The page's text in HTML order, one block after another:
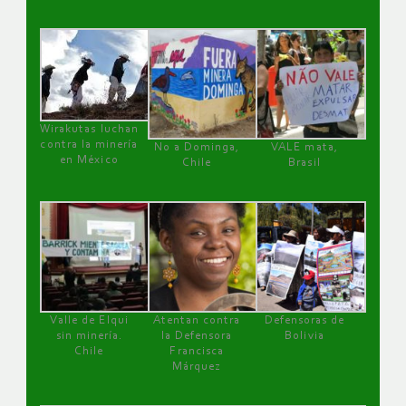
Wirakutas luchan
contra la minería
en México
No a Dominga,
Chile
VALE mata,
Brasil
Valle de Elqui
sin minería.
Chile
Atentan contra
la Defensora
Francisca
Márquez
Defensoras de
Bolivia